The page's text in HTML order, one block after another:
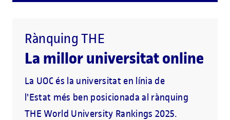
Rànquing THE
La millor universitat online
La UOC és la universitat en línia de
l'Estat més ben posicionada al rànquing
THE World University Rankings 2025.